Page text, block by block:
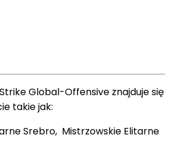
Global-Offensive znajduje się
takie jak:
Srebro, Mistrzowskie Elitarne